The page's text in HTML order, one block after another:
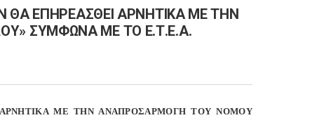
ΘΑ ΕΠΗΡΕΑΣΘΕΙ ΑΡΝΗΤΙΚΑ ΜΕ ΤΗΝ
ΣΥΜΦΩΝΑ ΜΕ ΤΟ Ε.Τ.Ε.Α.
ΜΕ ΤΗΝ ΑΝΑΠΡΟΣΑΡΜΟΓΗ ΤΟΥ ΝΟΜΟΥ